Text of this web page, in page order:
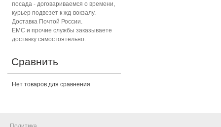
посада - договариваемся о времени,
курьер подвезет к жд-вокзалу.
Доставка Почтой России.
ЕМС и прочие службы заказываете
доставку самостоятельно.
Сравнить
Нет товаров для сравнения